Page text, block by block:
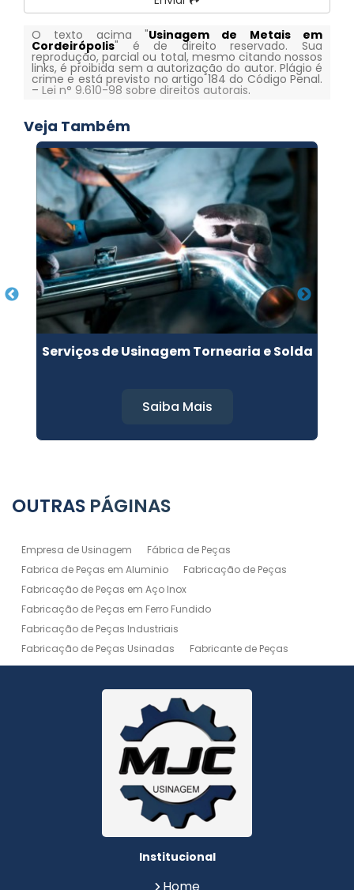
O texto acima "Usinagem de Metais em
Cordeirópolis" é de direito reservado. Sua
reprodução, parcial ou total, mesmo citando nossos
links, é proibida sem a autorização do autor. Plágio é
crime e está previsto no artigo 184 do Código Penal.
– Lei n° 9.610-98 sobre direitos autorais.
Veja Também
Serviços de Usinagem Tornearia e Solda
Saiba Mais
OUTRAS PÁGINAS
Empresa de Usinagem
Fábrica de Peças
Fabrica de Peças em Aluminio
Fabricação de Peças
Fabricação de Peças em Aço Inox
Fabricação de Peças em Ferro Fundido
Fabricação de Peças Industriais
Fabricação de Peças Usinadas
Fabricante de Peças
Fabricante de Peças de Máquinas
Manutenção de Máquina
Peças Usinadas
Serviço de Soldagem
Serviço de Usinagem
Serviço de Usinagem Pesada
Serviços de Usinagem CNC
Serviços de Usinagem de Peças
Serviços de Usinagem Tornearia e Solda
Usinagem
Usinagem Aluminio
Usinagem de Alta Precisão
Usinagem de Alumínio
Usinagem de Peças em Aço Inox
Institucional